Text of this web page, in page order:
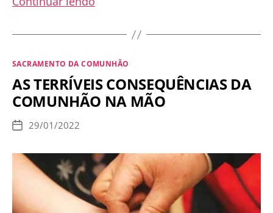
ainda
te
contaram
sobre
na
Mão
Categorias
SACRAMENTO DA COMUNHÃO
AS TERRÍVEIS CONSEQUÊNCIAS DA
COMUNHÃO NA MÃO
Data
publicação
29/01/2022